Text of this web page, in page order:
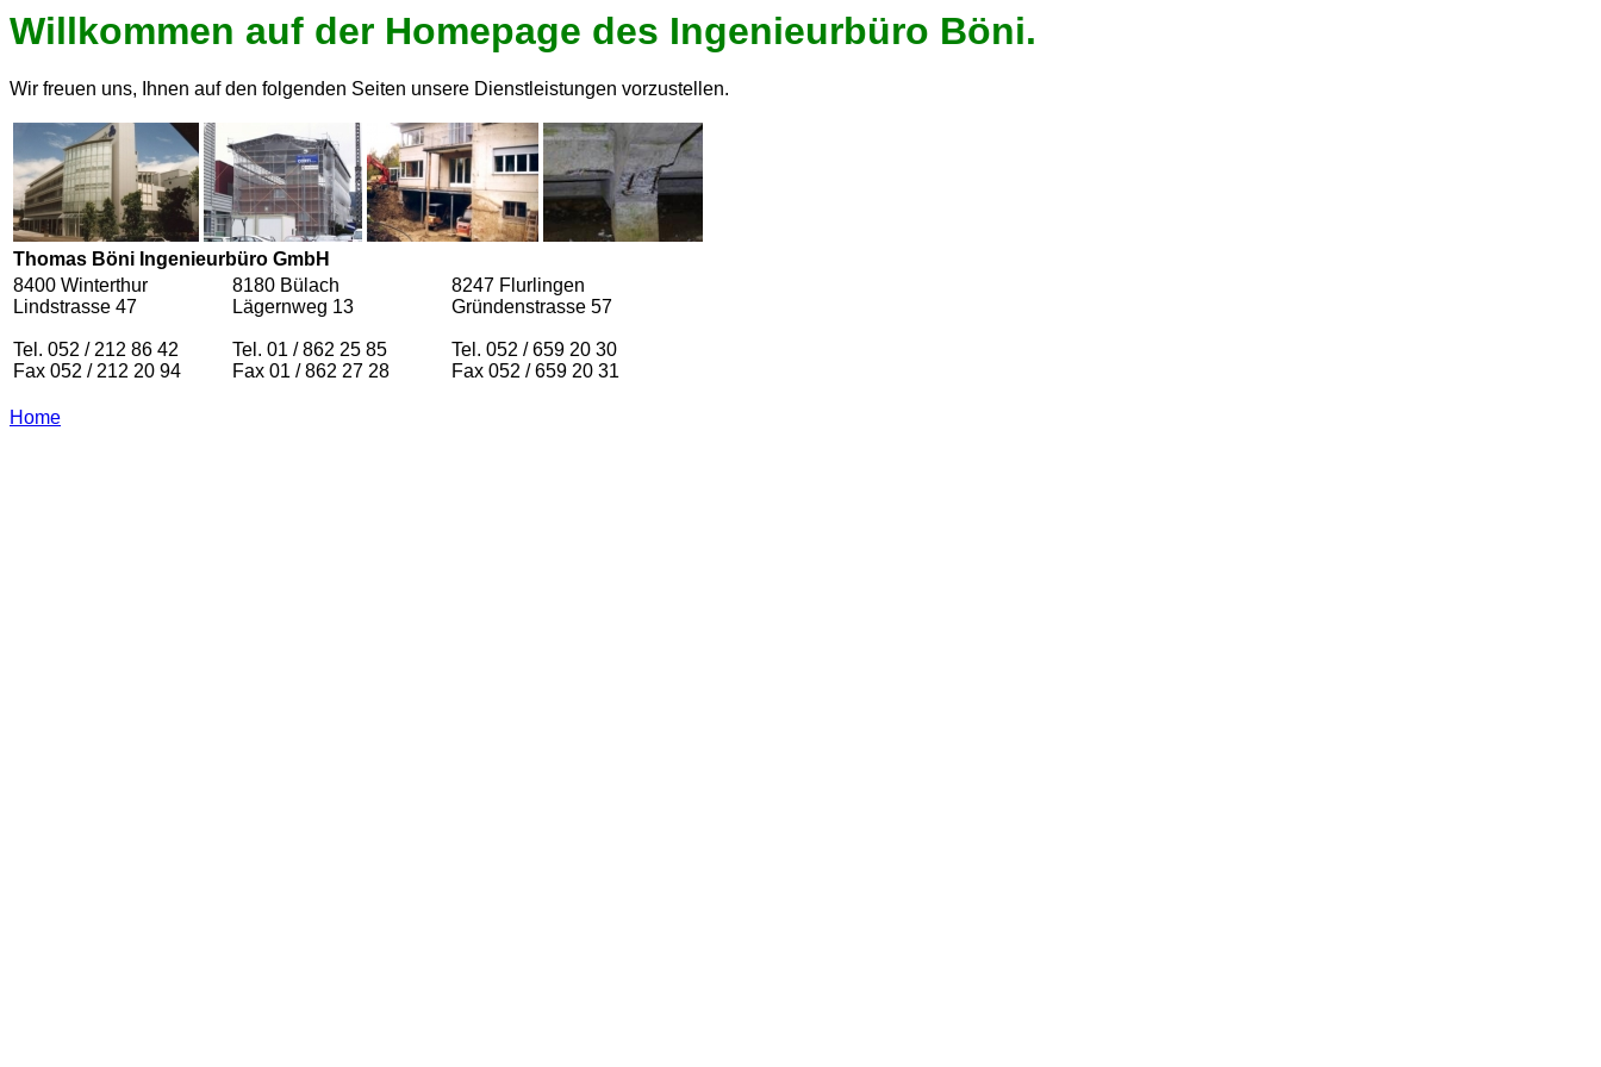
Willkommen auf der Homepage des Ingenieurbüro Böni.
Wir freuen uns, Ihnen auf den folgenden Seiten unsere Dienstleistungen vorzustellen.
Thomas Böni Ingenieurbüro GmbH
8400 Winterthur
Lindstrasse 47
Tel. 052 / 212 86 42
Fax 052 / 212 20 94
8180 Bülach
Lägernweg 13
Tel. 01 / 862 25 85
Fax 01 / 862 27 28
8247 Flurlingen
Gründenstrasse 57
Tel. 052 / 659 20 30
Fax 052 / 659 20 31
Home